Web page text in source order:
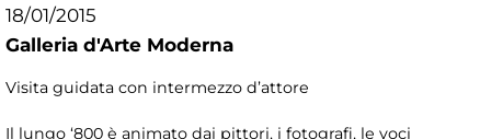
18/01/2015
Galleria d'Arte Moderna
Visita guidata con intermezzo d’attore
Il lungo ‘800 è animato dai pittori, i fotografi, le voci